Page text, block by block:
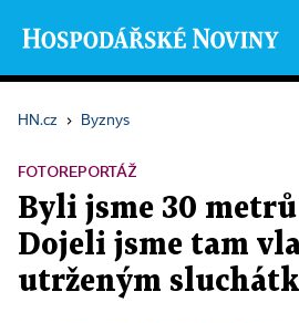
HN.cz › Byznys
FOTOREPORTÁŽ
Byli jsme 30 metrů
Dojeli jsme tam
utrženým